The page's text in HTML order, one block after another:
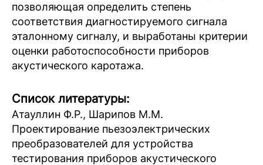
позволяющая определить степень
соответствия диагностируемого сигнала
эталонному сигналу, и выработаны критерии
оценки работоспособности приборов
акустического каротажа.
Список литературы:
Атауллин Ф.Р., Шарипов М.М.
Проектирование пьезоэлектрических
преобразователей для устройства
тестирования приборов акустического